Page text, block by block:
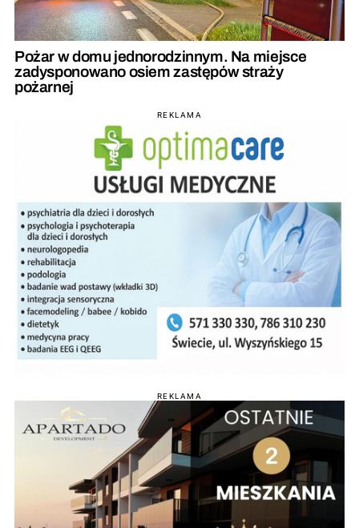
Pożar w domu jednorodzinnym. Na miejsce
zadysponowano osiem zastępów straży
pożarnej
REKLAMA
REKLAMA